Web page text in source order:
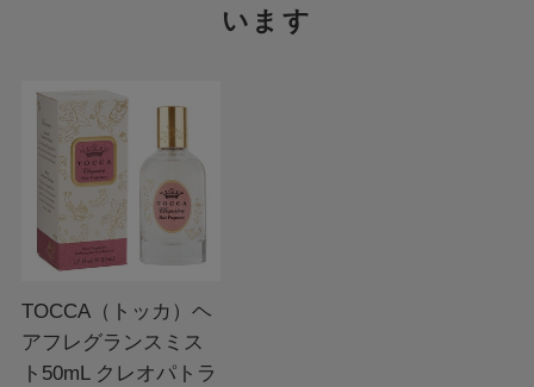
います
TOCCA（トッカ）ヘ
アフレグランスミス
ト50mL クレオパトラ